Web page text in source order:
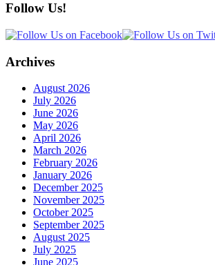
Follow Us!
Archives
August 2026
July 2026
June 2026
May 2026
April 2026
March 2026
February 2026
January 2026
December 2025
November 2025
October 2025
September 2025
August 2025
July 2025
June 2025